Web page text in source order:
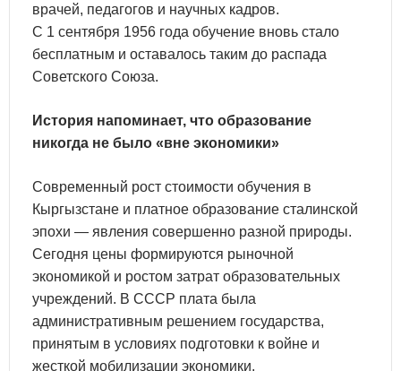
врачей, педагогов и научных кадров.
С 1 сентября 1956 года обучение вновь стало
бесплатным и оставалось таким до распада
Советского Союза.
История напоминает, что образование
никогда не было «вне экономики»
Современный рост стоимости обучения в
Кыргызстане и платное образование сталинской
эпохи — явления совершенно разной природы.
Сегодня цены формируются рыночной
экономикой и ростом затрат образовательных
учреждений. В СССР плата была
административным решением государства,
принятым в условиях подготовки к войне и
жесткой мобилизации экономики.